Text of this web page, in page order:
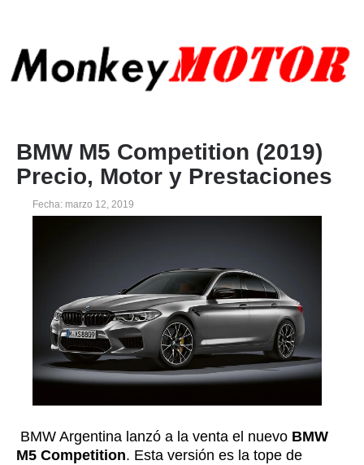
BMW M5 Competition (2019)
Precio, Motor y Prestaciones
Fecha: marzo 12, 2019
BMW Argentina lanzó a la venta el nuevo BMW
M5 Competition. Esta versión es la tope de